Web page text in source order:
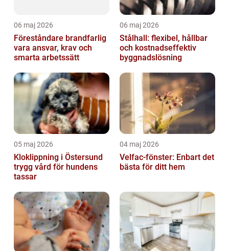
06 maj 2026
Föreståndare brandfarlig
vara ansvar, krav och
smarta arbetssätt
06 maj 2026
Stålhall: flexibel, hållbar
och kostnadseffektiv
byggnadslösning
05 maj 2026
Kloklippning i Östersund
trygg vård för hundens
tassar
04 maj 2026
Velfac-fönster: Enbart det
bästa för ditt hem